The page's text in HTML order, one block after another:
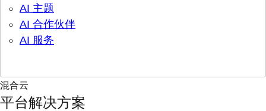
AI 主题
AI 合作伙伴
AI 服务
混合云
平台解决方案